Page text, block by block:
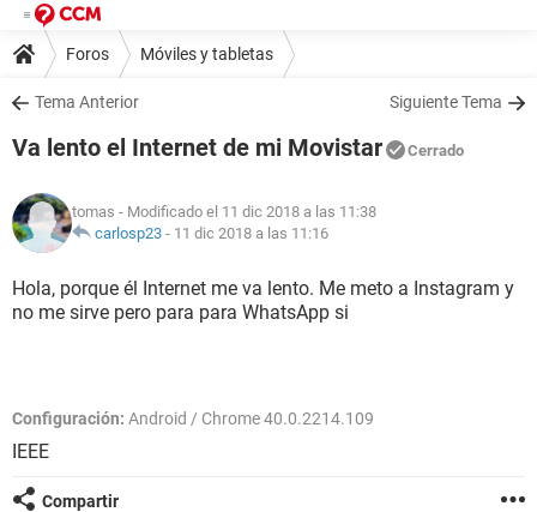
Foros Móviles y tabletas
Tema Anterior Siguiente Tema
Va lento el Internet de mi Movistar Cerrado
tomas - Modificado el 11 dic 2018 a las 11:38
carlosp23 - 11 dic 2018 a las 11:16
Hola, porque él Internet me va lento. Me meto a Instagram y
no me sirve pero para para WhatsApp si
Configuración: Android / Chrome 40.0.2214.109
IEEE
Compartir